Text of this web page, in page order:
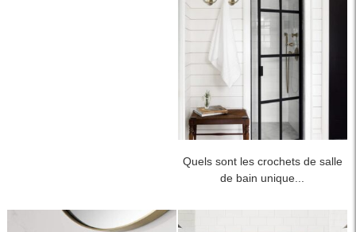
Quels sont les crochets de salle
de bain unique...